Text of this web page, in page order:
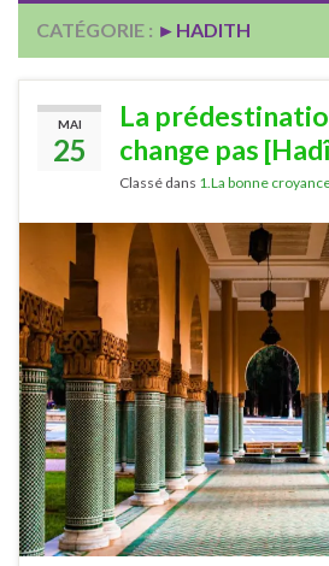
CATÉGORIE : ►HADITH
MAI
25
La
change pas
Classé dans 1.La bonne